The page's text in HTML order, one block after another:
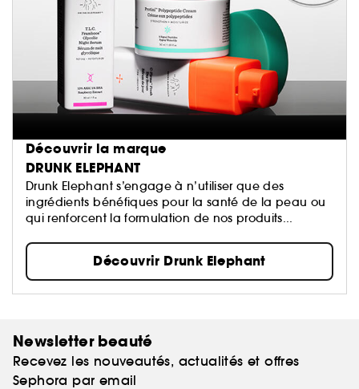
Découvrir la marque
DRUNK ELEPHANT
Drunk Elephant s’engage à n’utiliser que des
ingrédients bénéfiques pour la santé de la peau ou
qui renforcent la formulation de nos produits...
Découvrir Drunk Elephant
Newsletter beauté
Recevez les nouveautés, actualités et offres
Sephora par email